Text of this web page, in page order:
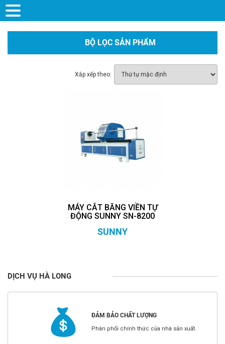
BỘ LỌC SẢN PHẨM
Xắp xếp theo:
MÁY CẮT BĂNG VIỀN TỰ
ĐỘNG SUNNY SN-8200
SUNNY
DỊCH VỤ HÀ LONG
ĐẢM BẢO CHẤT LƯỢNG
Phân phối chính thức của nhà sản xuất.